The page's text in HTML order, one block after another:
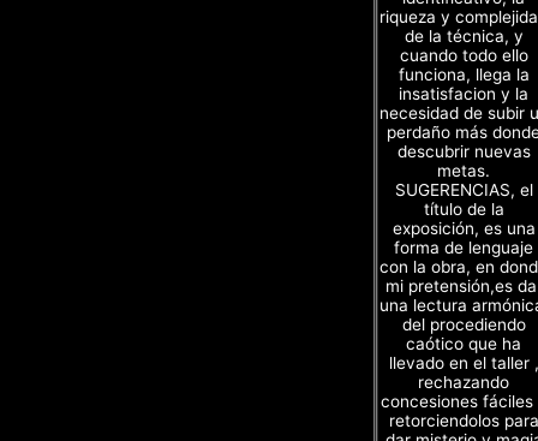
riqueza y
de la técnica, y
cuando todo ello
funciona, llega la
insatisfacion y la
necesidad de subir
perdaño más
descubrir nuevas
metas.
SUGERENCIAS, el
título de la
exposición, es una
forma de lenguaje
con la obra, en
mi pretensión,es
una lectura
del procediendo
caótico que ha
llevado en el taller ,
rechazando
concesiones fáciles
retorciendolos para